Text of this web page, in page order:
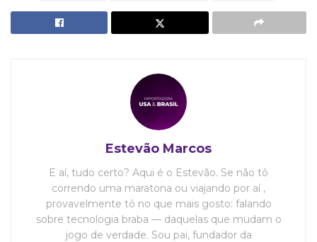
Estevão Marcos
E aí, tudo certo? Aqui é o Estevão. Se não tô
correndo uma maratona ou viajando por aí ,
provavelmente tô no que mais gosto: falando
sobre tecnologia braba — daquelas que mudam o
jogo de verdade. Sou pai, fundador da